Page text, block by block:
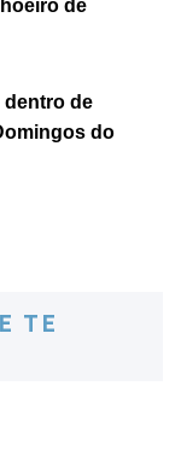
de
de
do
TE